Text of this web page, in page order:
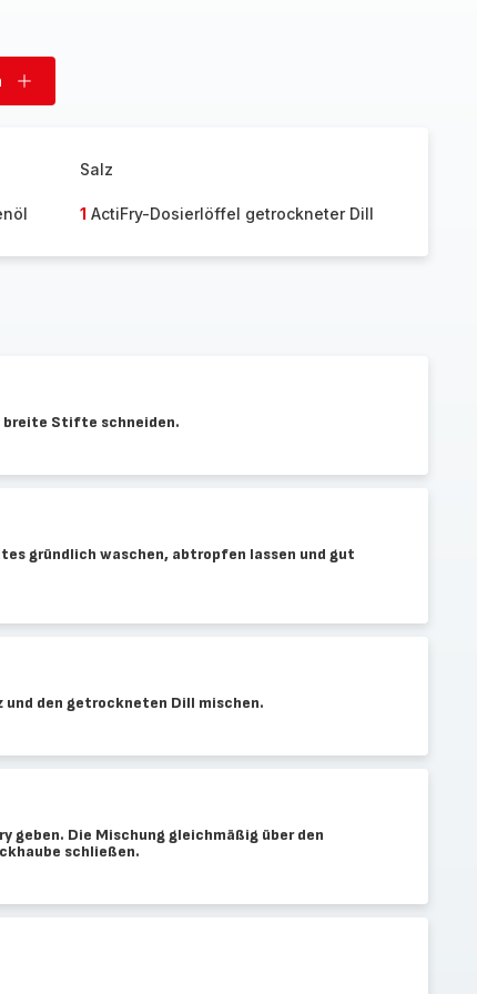
Portion
Salz
1 ActiFry-Dosierlöffel getrockneter Dill
breite Stifte schneiden.
gründlich waschen, abtropfen lassen und gut
und den getrockneten Dill mischen.
geben. Die Mischung gleichmäßig über den
schließen.